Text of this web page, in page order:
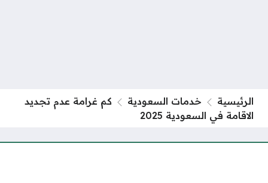
الرئيسية خدمات السعودية
كم غرامة عدم تجديد
الاقامة في السعودية 2025